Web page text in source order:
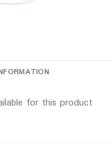
for this product